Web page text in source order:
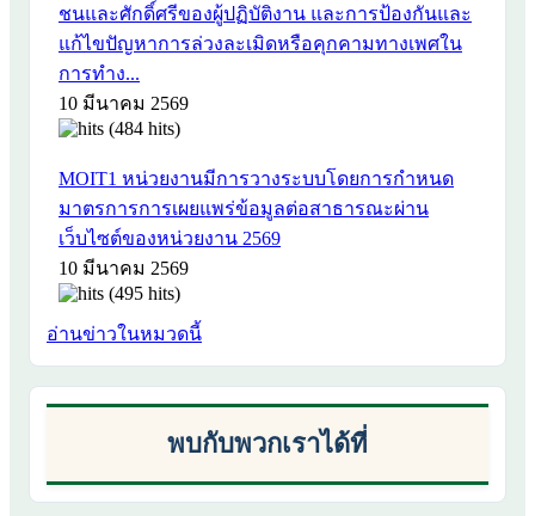
ชนและศักดิ์ศรีของผู้ปฏิบัติงาน และการป้องกันและ
แก้ไขปัญหาการล่วงละเมิดหรือคุกคามทางเพศใน
การทำง...
10 มีนาคม 2569
(484 hits)
MOIT1 หน่วยงานมีการวางระบบโดยการกำหนด
มาตรการการเผยแพร่ข้อมูลต่อสาธารณะผ่าน
เว็บไซต์ของหน่วยงาน 2569
10 มีนาคม 2569
(495 hits)
อ่านข่าวในหมวดนี้
พบกับพวกเราได้ที่